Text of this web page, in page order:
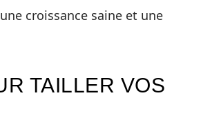
une croissance saine et une
TAILLER VOS